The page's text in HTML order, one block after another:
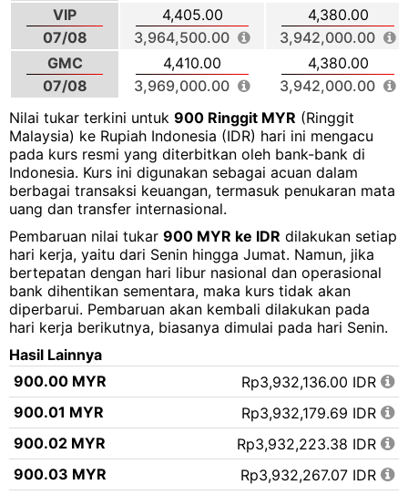
VIP
07/08
4,405.00
3,964,500.00
4,380.00
3,942,000.00
GMC
07/08
4,410.00
3,969,000.00
4,380.00
3,942,000.00
Nilai tukar terkini untuk 900 Ringgit MYR (Ringgit
Malaysia) ke Rupiah Indonesia (IDR) hari ini mengacu
pada kurs resmi yang diterbitkan oleh bank-bank di
Indonesia. Kurs ini digunakan sebagai acuan dalam
berbagai transaksi keuangan, termasuk penukaran mata
uang dan transfer internasional.
Pembaruan nilai tukar 900 MYR ke IDR dilakukan setiap
hari kerja, yaitu dari Senin hingga Jumat. Namun, jika
bertepatan dengan hari libur nasional dan operasional
bank dihentikan sementara, maka kurs tidak akan
diperbarui. Pembaruan akan kembali dilakukan pada
hari kerja berikutnya, biasanya dimulai pada hari Senin.
Hasil Lainnya
900.00 MYR
Rp3,932,136.00 IDR
900.01 MYR
Rp3,932,179.69 IDR
900.02 MYR
Rp3,932,223.38 IDR
900.03 MYR
Rp3,932,267.07 IDR